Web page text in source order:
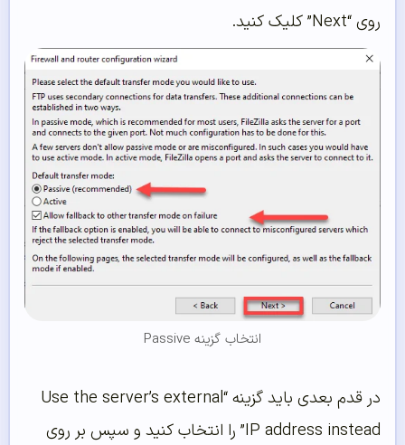
روی “Next” کلیک کنید.
انتخاب گزینه Passive
در قدم بعدی باید گزینه “Use the server’s external
IP address instead” را انتخاب کنید و سپس بر روی